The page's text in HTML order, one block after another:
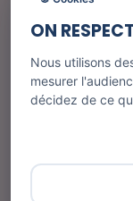
Besoin d'aide
Nos services
ON
Nous utilisons
mesurer
décidez de ce